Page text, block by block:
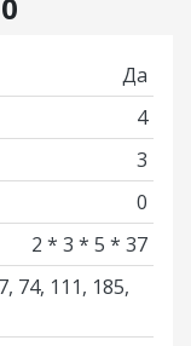
Да
4
3
0
2 * 3 * 5 * 37
74, 111, 185,